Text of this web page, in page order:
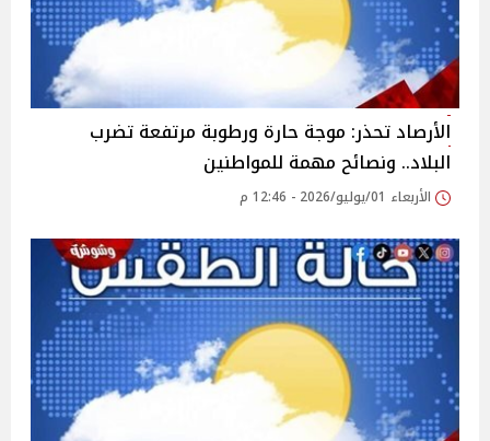
الأرصاد تحذر: موجة حارة ورطوبة مرتفعة تضرب
البلاد.. ونصائح مهمة للمواطنين
الأربعاء 01/يوليو/2026 - 12:46 م